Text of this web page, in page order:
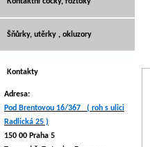
Šňůrky, utěrky , okluzory
Kontakty
Adresa:
Pod Brentovou 16/367 ( roh s ulici
Radlická 25 )
150 00 Praha 5